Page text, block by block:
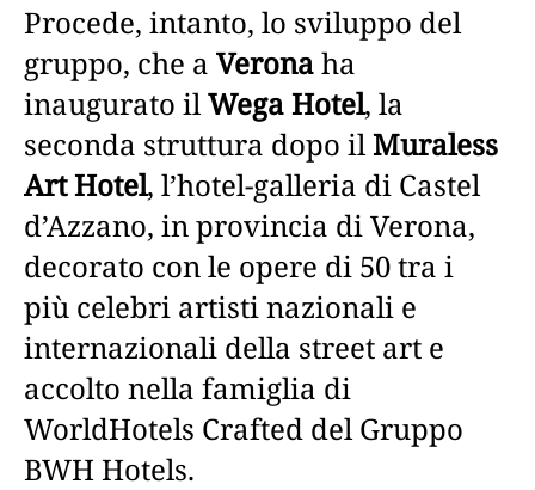
Procede, intanto, lo sviluppo del
gruppo, che a Veronaha
inaugurato ilWega Hotel, la
seconda struttura dopo ilMuraless
Art Hotel, l’hotel-galleria di Castel
d’Azzano, in provincia di Verona,
decorato con le opere di 50 tra i
più celebri artisti nazionali e
internazionali della street art e
accolto nella famiglia di
WorldHotels Crafted del Gruppo
BWH Hotels.